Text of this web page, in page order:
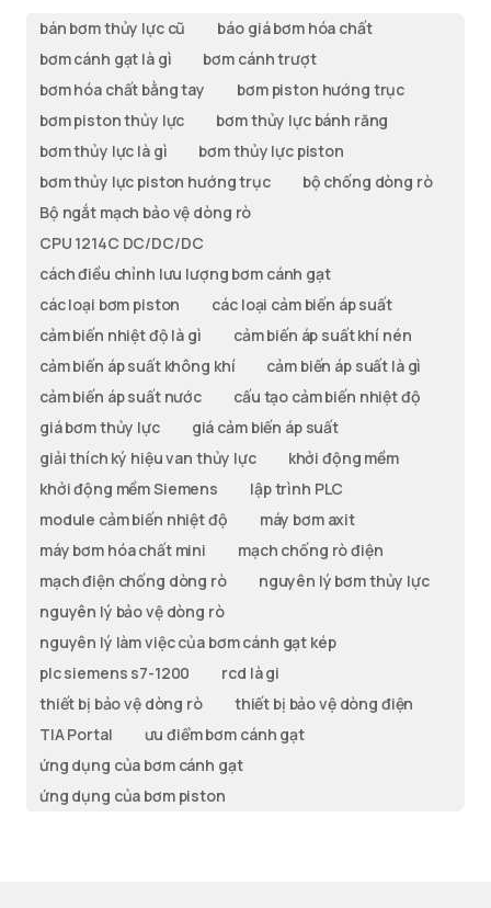
bán bơm thủy lực cũ
báo giá bơm hóa chất
bơm cánh gạt là gì
bơm cánh trượt
bơm hóa chất bằng tay
bơm piston hướng trục
bơm piston thủy lực
bơm thủy lực bánh răng
bơm thủy lực là gì
bơm thủy lực piston
bơm thủy lực piston hướng trục
bộ chống dòng rò
Bộ ngắt mạch bảo vệ dòng rò
CPU 1214C DC/DC/DC
cách điều chỉnh lưu lượng bơm cánh gạt
các loại bơm piston
các loại cảm biến áp suất
cảm biến nhiệt độ là gì
cảm biến áp suất khí nén
cảm biến áp suất không khí
cảm biến áp suất là gì
cảm biến áp suất nước
cấu tạo cảm biến nhiệt độ
giá bơm thủy lực
giá cảm biến áp suất
giải thích ký hiệu van thủy lực
khởi động mềm
khởi động mềm Siemens
lập trình PLC
module cảm biến nhiệt độ
máy bơm axit
máy bơm hóa chất mini
mạch chống rò điện
mạch điện chống dòng rò
nguyên lý bơm thủy lực
nguyên lý bảo vệ dòng rò
nguyên lý làm việc của bơm cánh gạt kép
plc siemens s7-1200
rcd là gi
thiết bị bảo vệ dòng rò
thiết bị bảo vệ dòng điện
TIA Portal
ưu điểm bơm cánh gạt
ứng dụng của bơm cánh gạt
ứng dụng của bơm piston